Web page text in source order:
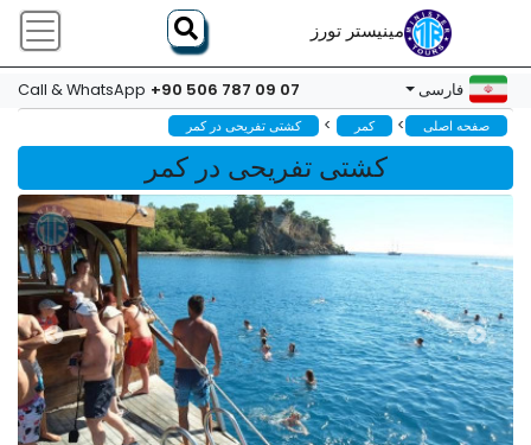
مینیستر تورز
فارسی Call & WhatsApp +90 506 787 09 07
صفحه اصلی > کمر > کشتی تفریحی در کمر
کشتی تفریحی در کمر